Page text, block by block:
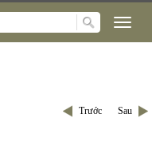
Trước Sau